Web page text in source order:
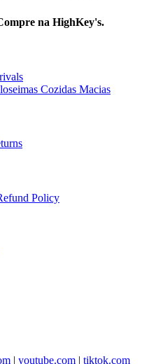
na HighKey's.
Cozidas Macias
Policy
| youtube.com | tiktok.com